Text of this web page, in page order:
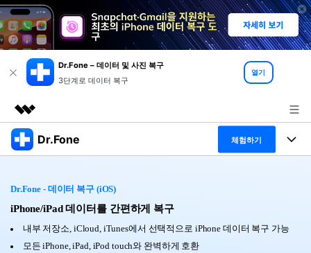
Dr.Fone – 데이터 및 사진 복구
3단계로 데이터 복구
열기
주요 제품
유틸리티
회사 소개
뉴스룸
Dr.Fone 체험하기
특징
Dr.Fone Basic
프로그램
탐색 및 발견
Dr.Fone - 데이터 복구 (iOS)
iPhone/iPad 데이터를 간편하게 복구
내부 저장소, iCloud, iTunes에서 선택적으로 iPhone 데이터 복구 가능
모든 iPhone, iPad, iPod touch와 완벽하게 호환